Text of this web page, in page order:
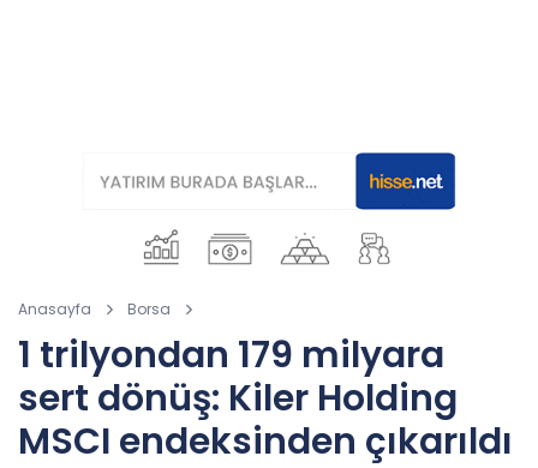
Anasayfa Borsa
1 trilyondan 179 milyara
sert dönüş: Kiler Holding
MSCI endeksinden çıkarıldı